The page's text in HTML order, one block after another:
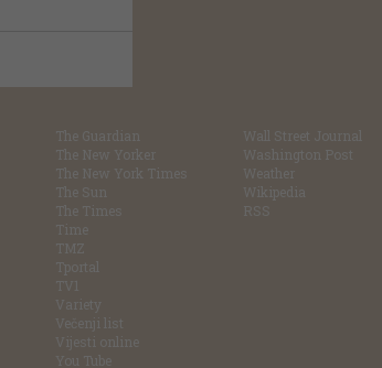
The Guardian
The New Yorker
The New York Times
The Sun
The Times
Time
TMZ
Tportal
TV1
Variety
Večenji list
Vijesti online
You Tube
Wall Street Journal
Washington Post
Weather
Wikipedia
RSS